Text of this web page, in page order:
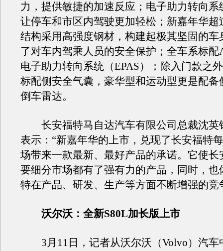
力，提供敏捷的加速反应；电子助力转向系
让停车和市区内驾驶更加轻松；新嘉年华超
结构采用高强度钢材，构建起极其坚固的车
了对车内驾乘人员的安全保护；全车系标配
电子助力转向系统（EPAS）；除入门款之
标配侧安全气囊，豪华型和运动型更是配备
倒车雷达。
长安福特马自达汽车有限公司总裁沈英
表示：“新嘉年华的上市，兑现了长安福特
场带来一款最新、最好产品的承诺。它使长
要细分市场都有了强有力的产品，同时，也
特在产品、研发、生产等方面不断增强的竞
沃尔沃：全新S80L加长版上市
3月11日，记者从沃尔沃（Volvo）汽车